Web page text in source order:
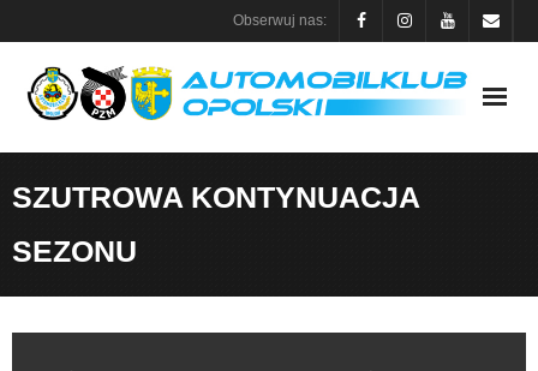
to
content
Obserwuj nas:
SZUTROWA KONTYNUACJA
SEZONU